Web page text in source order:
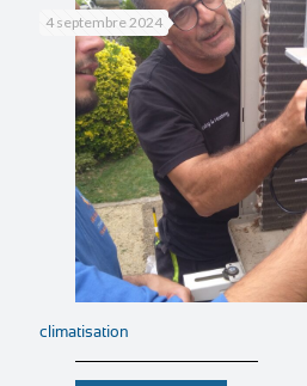
4 septembre 2024
climatisation